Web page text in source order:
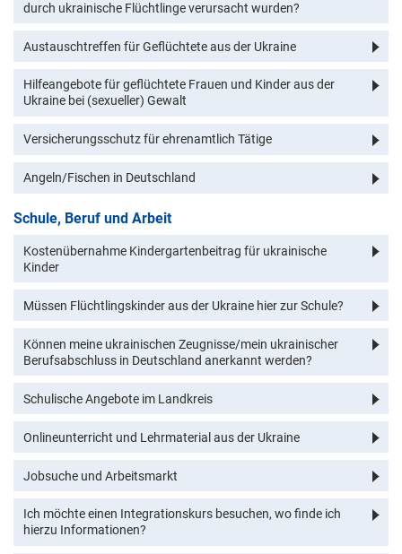
durch ukrainische Flüchtlinge verursacht wurden?
Austauschtreffen für Geflüchtete aus der Ukraine
Hilfeangebote für geflüchtete Frauen und Kinder aus der
Ukraine bei (sexueller) Gewalt
Versicherungsschutz für ehrenamtlich Tätige
Angeln/Fischen in Deutschland
Schule, Beruf und Arbeit
Kostenübernahme Kindergartenbeitrag für ukrainische
Kinder
Müssen Flüchtlingskinder aus der Ukraine hier zur Schule?
Können meine ukrainischen Zeugnisse/mein ukrainischer
Berufsabschluss in Deutschland anerkannt werden?
Schulische Angebote im Landkreis
Onlineunterricht und Lehrmaterial aus der Ukraine
Jobsuche und Arbeitsmarkt
Ich möchte einen Integrationskurs besuchen, wo finde ich
hierzu Informationen?